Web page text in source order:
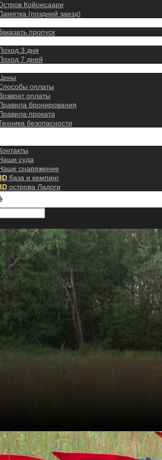
Койонсаари
(поздний заезд)
пропуск
3 дня
7 дней
оплаты
оплаты
бронирования
проката
безопасности
суда
снаряжение
база и кемпинг
острова Ладоги